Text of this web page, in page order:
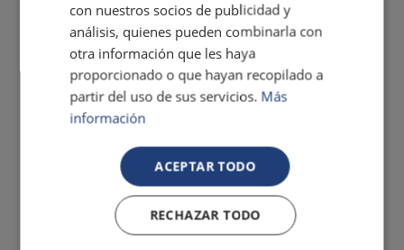
con nuestros socios de publicidad y
análisis, quienes pueden combinarla con
otra información que les haya
proporcionado o que hayan recopilado a
partir del uso de sus servicios. Más
información
ACEPTAR TODO
RECHAZAR TODO